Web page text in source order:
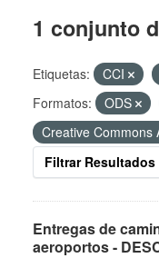
1 conjunto
Etiquetas: CCI
Formatos:
ODS
Creative Commons
Filtrar Resultados
Entregas de
aeroportos -